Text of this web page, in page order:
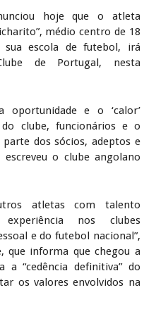
hoje que o atleta
médio centro de 18
escola de futebol, irá
de Portugal, nesta
oportunidade e o ‘calor’
clube, funcionários e o
dos sócios, adeptos e
escreveu o clube angolano
atletas com talento
nos clubes
e do futebol nacional”,
que informa que chegou a
“cedência definitiva” do
os valores envolvidos na